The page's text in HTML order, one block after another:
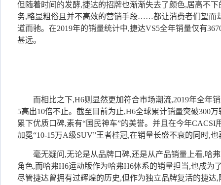
但随着时间的发酵,捷达的招牌也渐渐失去了颜色,居高不
务,略显粗俗且并不高效的营销手段……都让消费者们望而
道而驰。在2019年的销量统计中,捷达VS5全年销量仅有
甚远。
而相比之下,H6则显然更加符合市场潮流,2019年全年
5高出10倍不止。截至目前为止,H6全球累计销量突破300
累下优质口碑,素有“国民神车”的美誉。并且在今年CACSI
加冕“10-15万A级SUV”王者桂冠,在销量长盛不衰的同时,
毫无疑问,无论是从品牌口碑,还是从产品销量上看,哈
角色,而哈弗H6运动版作为哈弗H6体系的销量担当,也成为
尽管捷达曾拥有过辉煌的历史,但作为独立品牌复活的捷达